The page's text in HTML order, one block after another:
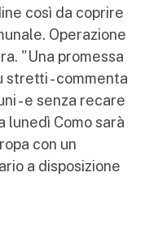
così da coprire
Operazione
"Una promessa
stretti - commenta
- e senza recare
lunedì Como sarà
con un
a disposizione